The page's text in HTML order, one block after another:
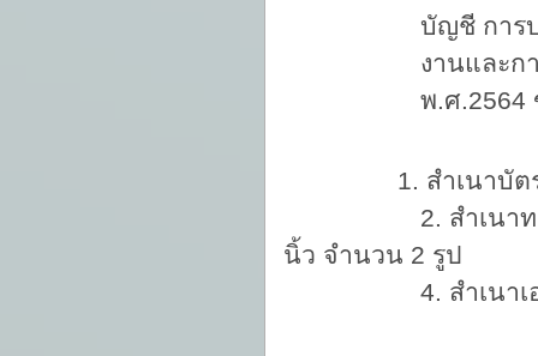
บัญชี การ
งานและ
พ.ศ.2564
1. สำเนาบั
2. สำเนาทะเ
นิ้ว จำนวน 2 รูป
4. สำเนาเอกสาร